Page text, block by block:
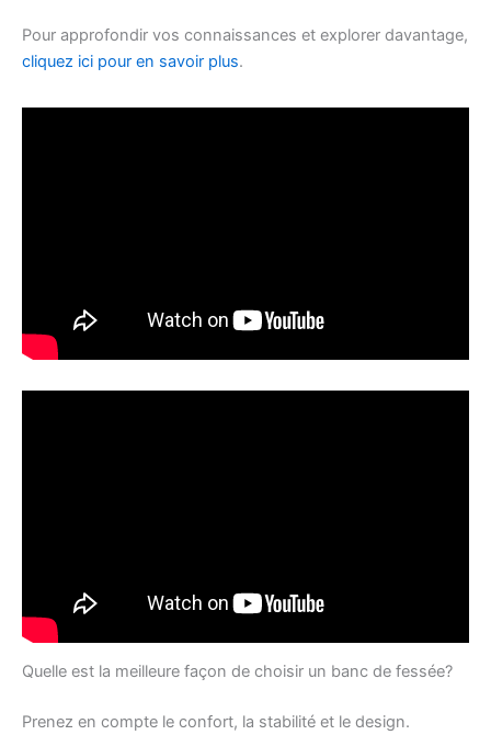
Pour approfondir vos connaissances et explorer davantage,
cliquez ici pour en savoir plus.
Quelle est la meilleure façon de choisir un banc de fessée?
Prenez en compte le confort, la stabilité et le design.